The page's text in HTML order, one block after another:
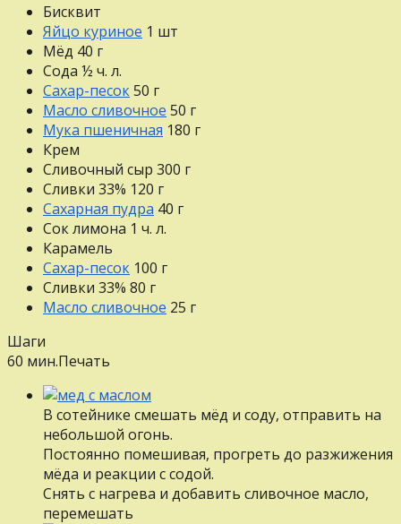
Бисквит
Яйцо куриное 1 шт
Мёд 40 г
Сода ½ ч. л.
Сахар-песок50 г
Масло сливочное 50 г
Мука пшеничная 180 г
Крем
Сливочный сыр 300 г
Сливки 33% 120 г
Сахарная пудра 40 г
Сок лимона 1 ч. л.
Карамель
Сахар-песок 100 г
Сливки 33% 80 г
Масло сливочное 25 г
Шаги
60 мин.Печать
В сотейнике смешать мёд и соду, отправить на
небольшой огонь.
Постоянно помешивая, прогреть до разжижения
мёда и реакции с содой.
Снять с нагрева и добавить сливочное масло,
перемешать